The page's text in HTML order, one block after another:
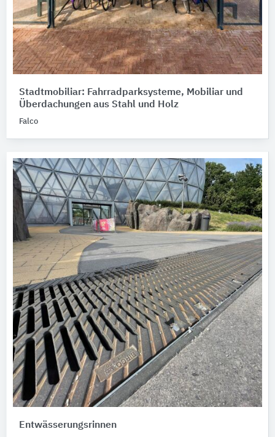
Stadtmobiliar: Fahrradparksysteme, Mobiliar und
Überdachungen aus Stahl und Holz
Falco
Entwässerungsrinnen